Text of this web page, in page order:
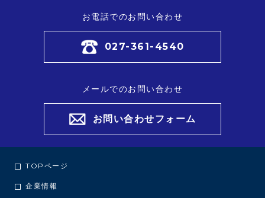
お電話でのお問い合わせ
027-361-4540
メールでのお問い合わせ
お問い合わせフォーム
TOPページ
企業情報